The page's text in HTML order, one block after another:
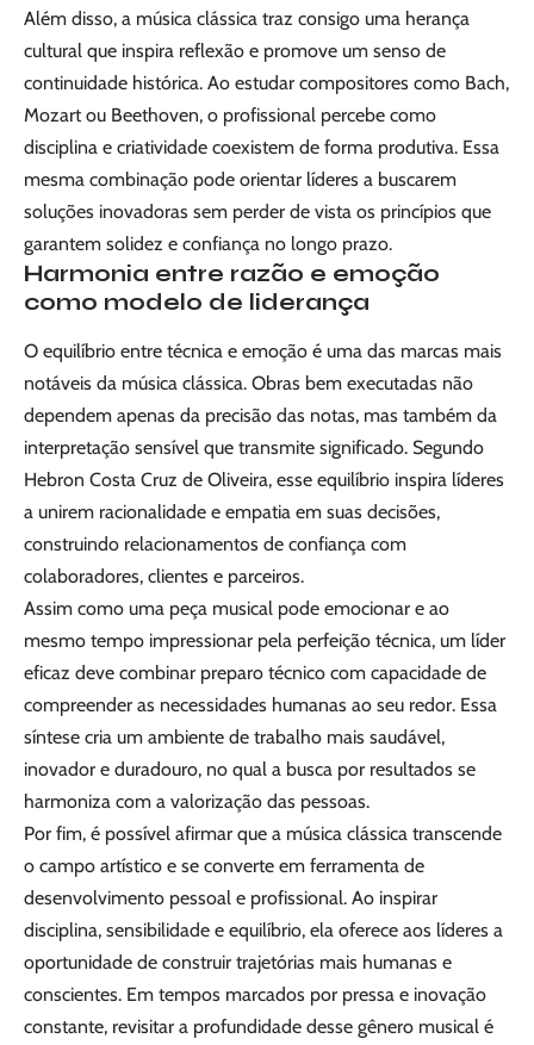
Além disso, a música clássica traz consigo uma herança
cultural que inspira reflexão e promove um senso de
continuidade histórica. Ao estudar compositores como Bach,
Mozart ou Beethoven, o profissional percebe como
disciplina e criatividade coexistem de forma produtiva. Essa
mesma combinação pode orientar líderes a buscarem
soluções inovadoras sem perder de vista os princípios que
garantem solidez e confiança no longo prazo.
Harmonia entre razão e emoção
como modelo de liderança
O equilíbrio entre técnica e emoção é uma das marcas mais
notáveis da música clássica. Obras bem executadas não
dependem apenas da precisão das notas, mas também da
interpretação sensível que transmite significado. Segundo
Hebron Costa Cruz de Oliveira, esse equilíbrio inspira líderes
a unirem racionalidade e empatia em suas decisões,
construindo relacionamentos de confiança com
colaboradores, clientes e parceiros.
Assim como uma peça musical pode emocionar e ao
mesmo tempo impressionar pela perfeição técnica, um líder
eficaz deve combinar preparo técnico com capacidade de
compreender as necessidades humanas ao seu redor. Essa
síntese cria um ambiente de trabalho mais saudável,
inovador e duradouro, no qual a busca por resultados se
harmoniza com a valorização das pessoas.
Por fim, é possível afirmar que a música clássica transcende
o campo artístico e se converte em ferramenta de
desenvolvimento pessoal e profissional. Ao inspirar
disciplina, sensibilidade e equilíbrio, ela oferece aos líderes a
oportunidade de construir trajetórias mais humanas e
conscientes. Em tempos marcados por pressa e inovação
constante, revisitar a profundidade desse gênero musical é